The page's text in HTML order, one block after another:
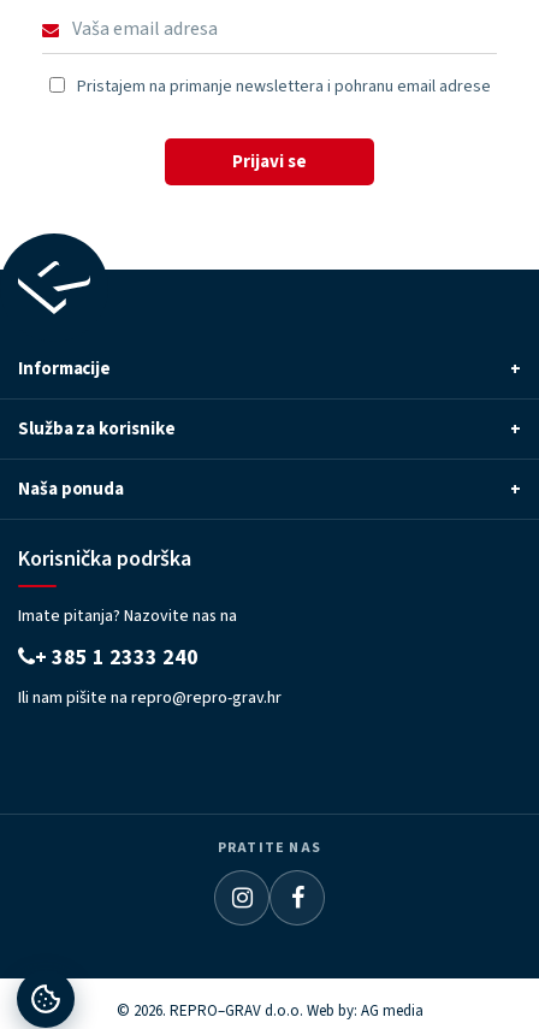
Pristajem na primanje newslettera i pohranu email adrese
Prijavi se
Informacije +
Služba za korisnike +
Naša ponuda +
Korisnička podrška
Imate pitanja? Nazovite nas na
+ 385 1 2333 240
Ili nam pišite na repro@repro-grav.hr
PRATITE NAS
© 2026. REPRO–GRAV d.o.o. Web by: AG media